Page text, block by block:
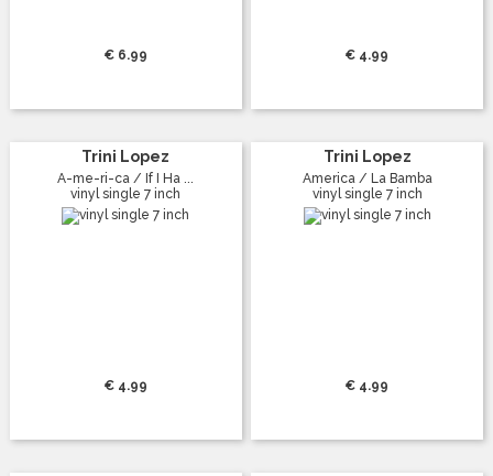
€ 6.99 € 4.99
Trini Lopez
A-me-ri-ca / If I Ha ...
vinyl single 7 inch
€ 4.99
Trini Lopez
America / La Bamba
vinyl single 7 inch
€ 4.99